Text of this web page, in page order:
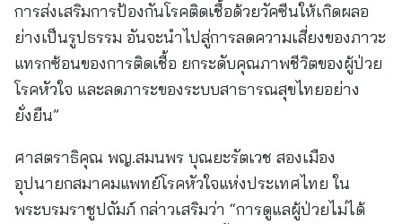
การส่งเสริมการป้องกันโรคติดเชื้อด้วยวัคซีนให้เกิดผลอ
ย่างเป็นรูปธรรม อันจะนำไปสู่การลดความเสี่ยงของภาวะ
แทรกซ้อนของการติดเชื้อ ยกระดับคุณภาพชีวิตของผู้ป่วย
โรคหัวใจ และลดภาระของระบบสาธารณสุขไทยอย่าง
ยั่งยืน”
ศาสตราธิคุณ พญ.สมนพร บุณยะรัตเวช สองเมือง
อุปนายกสมาคมแพทย์โรคหัวใจแห่งประเทศไทย ใน
พระบรมราชูปถัมภ์ กล่าวเสริมว่า “การดูแลผู้ป่วยไม่ได้